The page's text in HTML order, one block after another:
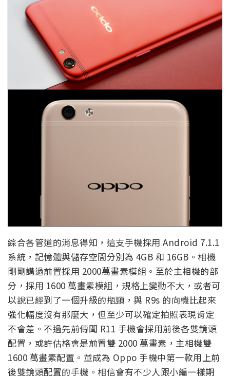
綜合各管道的消息得知，這支手機採用 Android 7.1.1
系統，記憶體與儲存空間分別為 4GB 和 16GB。相機
剛剛講過前置採用 2000萬畫素模組。至於主相機的部
分，採用 1600 萬畫素模組，規格上變動不大，或者可
以說已經到了一個升級的瓶頸，與 R9s 的向機比起來
強化幅度沒有那麼大，但至少可以確定拍照表現肯定
不會差。不過先前傳聞 R11 手機會採用前後各雙鏡頭
配置，或許估格會是前置雙 2000 萬畫素，主相機雙
1600 萬畫素配置。並成為 Oppo 手機中第一款用上前
後雙鏡頭配置的手機。相信會有不少人跟小編一樣期